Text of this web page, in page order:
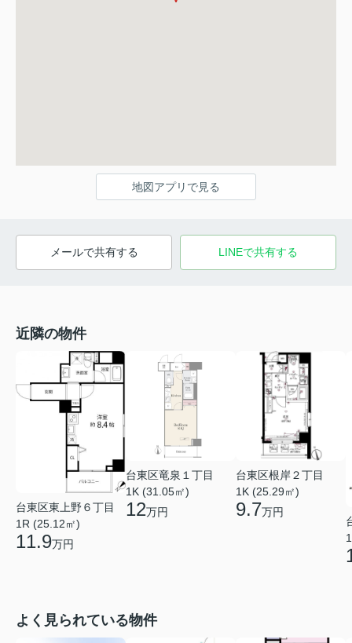
地図アプリで見る
メールで共有する LINEで共有する
近隣の物件
台東区東上野６丁目
1R (25.12㎡)
11.9万円
台東区竜泉１丁目
1K (31.05㎡)
12万円
台東区根岸２丁目
1K (25.29㎡)
9.7万円
よく見られている物件